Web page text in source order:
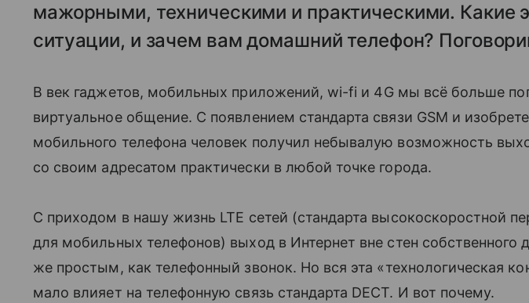
мажорными, техническими и практическими. Какие
ситуации, и зачем вам домашний телефон?
В век гаджетов, мобильных приложений, wi-fi и 4G мы всё больше
виртуальное общение. С появлением стандарта связи GSM и
мобильного телефона человек получил небывалую возможность
со своим адресатом практически в любой точке города.
С приходом в нашу жизнь LTE сетей (стандарта высокоскоростной
для мобильных телефонов) выход в Интернет вне стен собственного
же простым, как телефонный звонок. Но вся эта «технологическая
мало влияет на телефонную связь стандарта DECT. И вот почему.